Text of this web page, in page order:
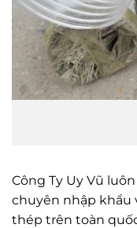
Ống
Công Ty Uy Vũ
chuyên nhập khẩu
thép trên toàn